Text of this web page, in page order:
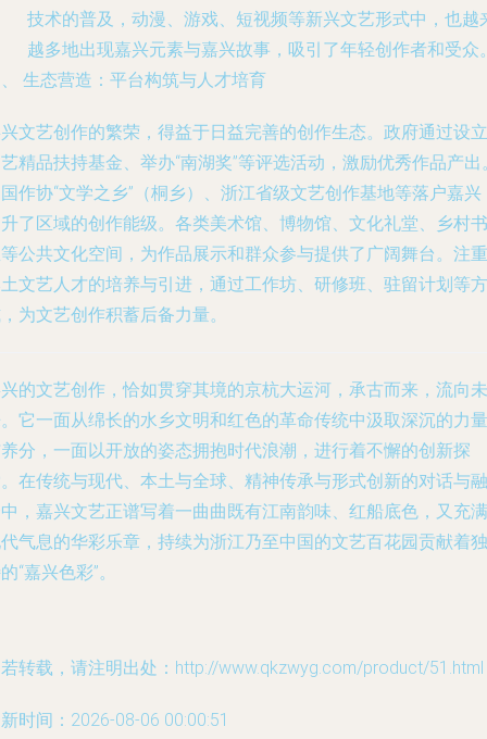
技术的普及，动漫、游戏、短视频等新兴文艺形式中，也越
越多地出现嘉兴元素与嘉兴故事，吸引了年轻创作者和受众
生态营造：平台构筑与人才培育
文艺创作的繁荣，得益于日益完善的创作生态。政府通过设立
精品扶持基金、举办“南湖奖”等评选活动，激励优秀作品产出
作协“文学之乡”（桐乡）、浙江省级文艺创作基地等落户嘉兴
了区域的创作能级。各类美术馆、博物馆、文化礼堂、乡村书
公共文化空间，为作品展示和群众参与提供了广阔舞台。注重
文艺人才的培养与引进，通过工作坊、研修班、驻留计划等方
为文艺创作积蓄后备力量。
的文艺创作，恰如贯穿其境的京杭大运河，承古而来，流向未
它一面从绵长的水乡文明和红色的革命传统中汲取深沉的力量
分，一面以开放的姿态拥抱时代浪潮，进行着不懈的创新探
在传统与现代、本土与全球、精神传承与形式创新的对话与融
，嘉兴文艺正谱写着一曲曲既有江南韵味、红船底色，又充满
气息的华彩乐章，持续为浙江乃至中国的文艺百花园贡献着独
“嘉兴色彩”。
转载，请注明出处：http://www.qkzwyg.com/product/51.html
时间：2026-08-06 00:00:51